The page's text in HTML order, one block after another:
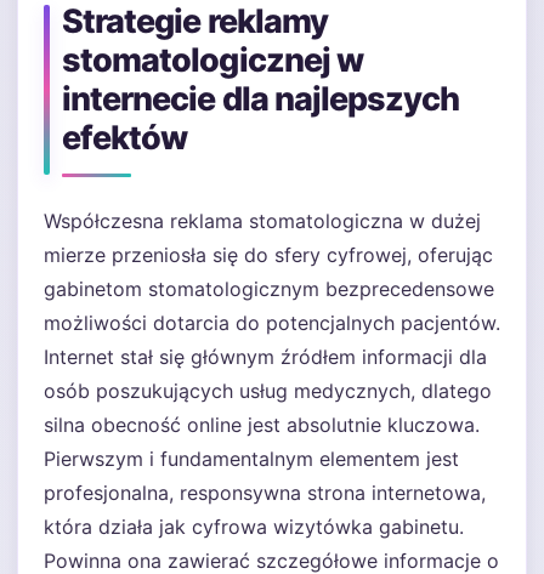
Strategie reklamy
stomatologicznej w
internecie dla najlepszych
efektów
Współczesna reklama stomatologiczna w dużej
mierze przeniosła się do sfery cyfrowej, oferując
gabinetom stomatologicznym bezprecedensowe
możliwości dotarcia do potencjalnych pacjentów.
Internet stał się głównym źródłem informacji dla
osób poszukujących usług medycznych, dlatego
silna obecność online jest absolutnie kluczowa.
Pierwszym i fundamentalnym elementem jest
profesjonalna, responsywna strona internetowa,
która działa jak cyfrowa wizytówka gabinetu.
Powinna ona zawierać szczegółowe informacje o